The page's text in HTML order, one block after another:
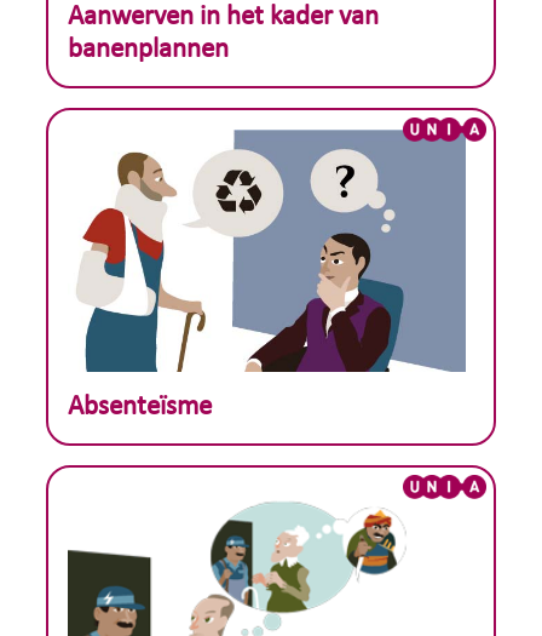
Theoretisch voorbeeld :
Aanwerven in het kader van
banenplannen
Theoretisch voorbeeld :
Absenteïsme